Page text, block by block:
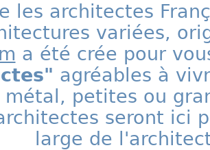
les architectes
variées,
a été crée pour
agréables à
métal, petites ou
seront ici
large de